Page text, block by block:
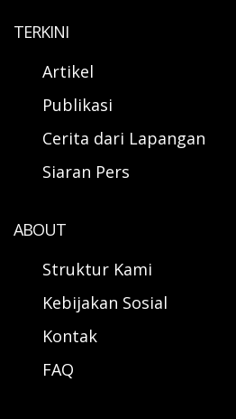
TERKINI
Artikel
Publikasi
Cerita dari Lapangan
Siaran Pers
ABOUT
Struktur Kami
Kebijakan Sosial
Kontak
FAQ